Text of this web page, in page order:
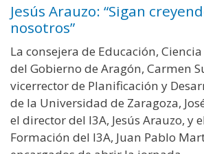
Jesús Arauzo: “Sigan
nosotros”
La consejera de Educación,
del Gobierno de Aragón, Carmen
vicerrector de Planificación y
de la Universidad de Zaragoza,
el director del I3A, Jesús Arauzo, y
Formación del I3A, Juan Pablo